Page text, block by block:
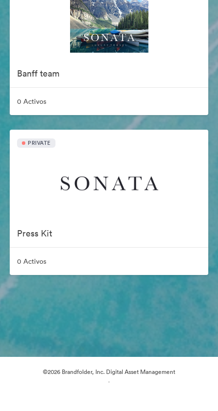
Banff team
0 Activos
PRIVATE
Press Kit
0 Activos
©2026 Brandfolder, Inc. Digital Asset Management
·